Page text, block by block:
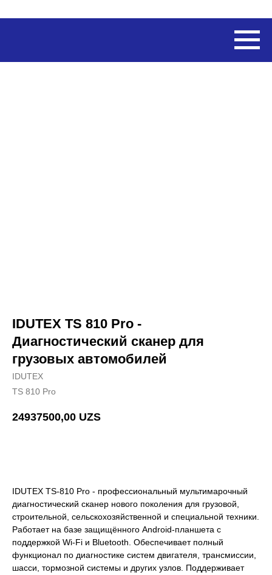
IDUTEX TS 810 Pro -
Диагностический сканер для
грузовых автомобилей
IDUTEX
TS 810 Pro
24937500,00 UZS
IDUTEX TS-810 Pro - профессиональный мультимарочный
диагностический сканер нового поколения для грузовой,
строительной, сельскохозяйственной и специальной техники.
Работает на базе защищённого Android-планшета с
поддержкой Wi-Fi и Bluetooth. Обеспечивает полный
функционал по диагностике систем двигателя, трансмиссии,
шасси, тормозной системы и других узлов. Поддерживает